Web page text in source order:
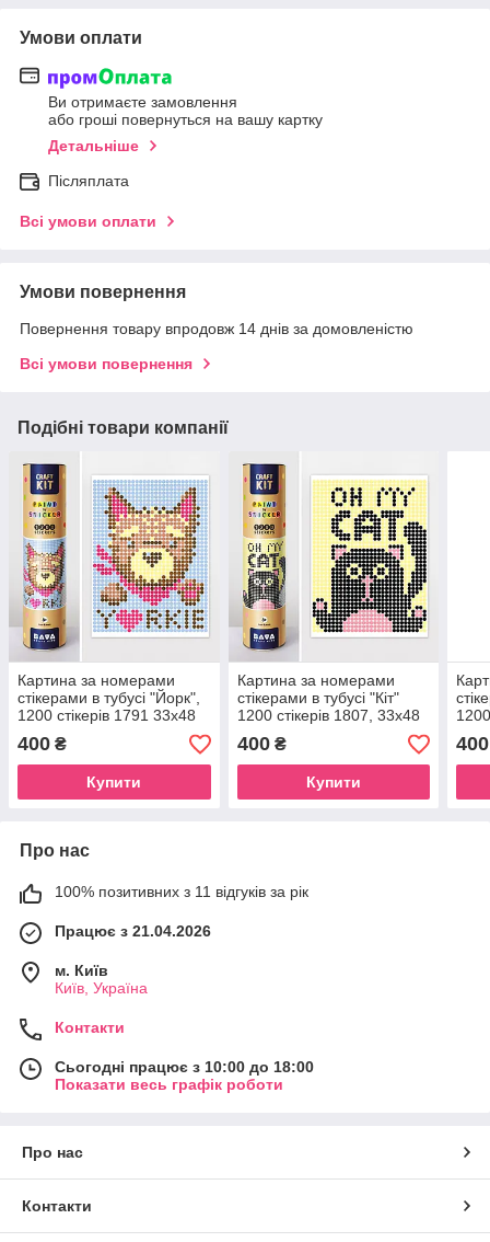
Умови оплати
Ви отримаєте замовлення
або гроші повернуться на вашу картку
Детальніше
Післяплата
Всі умови оплати
Умови повернення
Повернення товару впродовж 14 днів за домовленістю
Всі умови повернення
Подібні товари компанії
Картина за номерами
стікерами в тубусі "Йорк",
1200 стікерів 1791 33х48
см
400 ₴
Купити
Картина за номерами
стікерами в тубусі "Кіт"
1200 стікерів 1807, 33х48
см
400₴
Купити
см
400
Про нас
100% позитивних з 11 відгуків за рік
Працює з 21.04.2026
м. Київ
Київ, Україна
Контакти
Сьогодні працює з 10:00 до 18:00
Показати весь графік роботи
Про нас
Контакти